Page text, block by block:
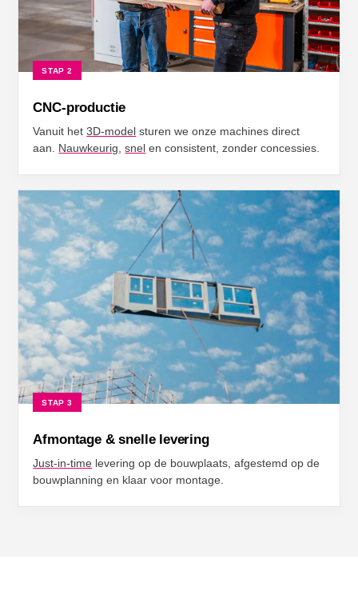
STAP 2
CNC-productie
Vanuit het3D-model sturen we onze machines direct
aan.
Nauwkeurig ,snel en consistent, zonder concessies.
STAP 3
Afmontage & snelle levering
Just-in-time levering op de bouwplaats, afgestemd op de
bouwplanning en klaar voor montage.